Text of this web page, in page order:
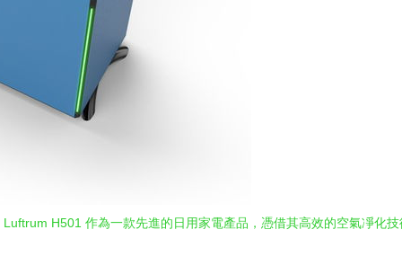
H501 作為一款先進的日用家電產品，憑借其高效的空氣凈化